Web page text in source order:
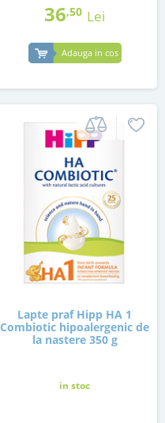
36,50 Lei
Adauga in cos
Lapte praf Hipp HA 1
Combiotic hipoalergenic de
la nastere 350 g
in stoc